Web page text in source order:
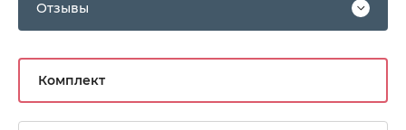
Отзывы
Комплект